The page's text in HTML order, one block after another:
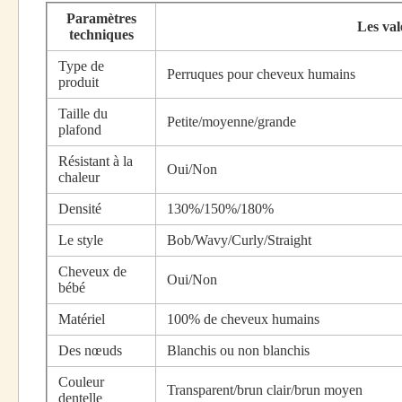
Paramètres
techniques
Les
Type de
produit
Perruques pour cheveux humains
Taille du
plafond
Petite/moyenne/grande
Résistant à la
chaleur
Oui/Non
Densité 130%/150%/180%
Le style Bob/Wavy/Curly/Straight
Cheveux de
bébé
Oui/Non
Matériel 100% de cheveux humains
Des nœuds Blanchis ou non blanchis
Couleur
dentelle
Transparent/brun clair/brun moyen